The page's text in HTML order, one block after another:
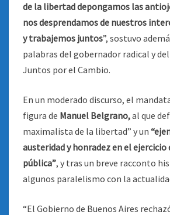
de la libertad depongamos las
nos desprendamos de nuestros
y trabajemos juntos”, sostuvo
palabras del gobernador radical y
Juntos por el Cambio.
En un moderado discurso, el
figura de Manuel Belgrano,al que
maximalista de la libertad” y un
austeridad y honradez en el ejercicio
pública”, y tras un breve racconto
algunos paralelismo con la
“El Gobierno de Buenos Aires